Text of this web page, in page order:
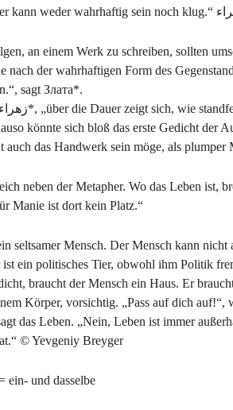
an einem Werk zu schreiben, sollten
nach der wahrhaftigen Form des
sagt Злата*.
könnte sich bloß das erste Gedicht der
auch das Handwerk sein möge, als plumper
neben der Metapher. Wo das Leben ist,
Manie ist dort kein Platz.“
seltsamer Mensch. Der Mensch kann nicht
ein politisches Tier, obwohl ihm Politik
braucht der Mensch ein Haus. Er
Körper, vorsichtig. „Pass auf dich
das Leben. „Nein, Leben ist immer
© Yevgeniy Breyger
ein- und dasselbe